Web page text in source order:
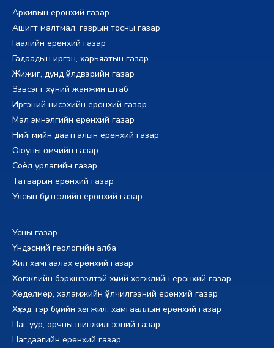
Архивын ерөнхий газар
Ашигт малтмал, газрын тосны газар
Гаалийн ерөнхий газар
Гадаадын иргэн, харьяатын газар
Жижиг, дунд үйлдвэрийн газар
Зэвсэгт хүчний жанжин штаб
Иргэний нисэхийн ерөнхий газар
Мал эмнэлгийн ерөнхий газар
Нийгмийн даатгалын ерөнхий газар
Оюуны өмчийн газар
Соёл урлагийн газар
Татварын ерөнхий газар
Улсын бүртгэлийн ерөнхий газар
Усны газар
Үндэсний геологийн алба
Хил хамгаалах ерөнхий газар
Хөгжлийн бэрхшээлтэй хүний хөгжлийн ерөнхий газар
Хөдөлмөр, халамжийн үйлчилгээний ерөнхий газар
Хүүхэд, гэр бүлийн хөгжил, хамгааллын ерөнхий газар
Цаг уур, орчны шинжилгээний газар
Цагдаагийн ерөнхий газар